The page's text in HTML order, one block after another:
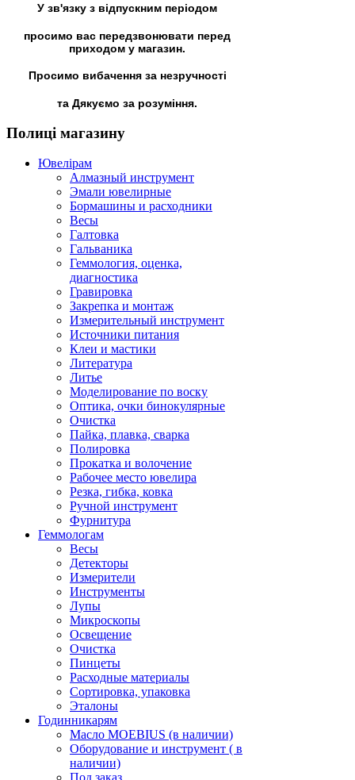
У зв'язку з відпускним періодом
просимо вас передзвонювати перед
приходом у магазин.
Просимо вибачення за незручності
та Дякуємо за розуміння.
Полиці магазину
Ювелірам
Алмазный инструмент
Эмали ювелирные
Бормашины и расходники
Весы
Галтовка
Гальваника
Геммология, оценка,
диагностика
Гравировка
Закрепка и монтаж
Измерительный инструмент
Источники питания
Клеи и мастики
Литература
Литье
Моделирование по воску
Оптика, очки бинокулярные
Очистка
Пайка, плавка, сварка
Полировка
Прокатка и волочение
Рабочее место ювелира
Резка, гибка, ковка
Ручной инструмент
Фурнитура
Геммологам
Весы
Детекторы
Измерители
Инструменты
Лупы
Микроскопы
Освещение
Очистка
Пинцеты
Расходные материалы
Сортировка, упаковка
Эталоны
Годинникарям
Масло MOEBIUS (в наличии)
Оборудование и инструмент ( в
наличии)